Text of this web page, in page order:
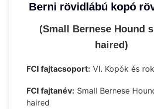
Berni rövidlábú kopó
(Small Bernese Hound
haired)
FCI fajtacsoport: VI. Kopók és
FCI fajtanév: Small Bernese
haired